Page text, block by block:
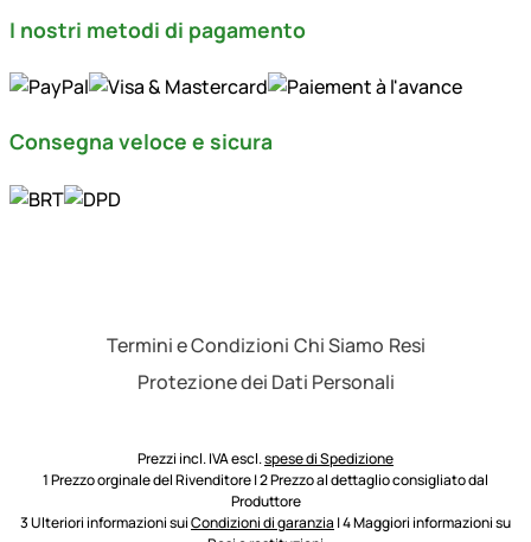
I nostri metodi di pagamento
Consegna veloce e sicura
Termini e Condizioni Chi Siamo Resi
Protezione dei Dati Personali
Prezzi incl. IVA escl.spese di Spedizione
1 Prezzo orginale del Rivenditore | 2 Prezzo al dettaglio consigliato dal
Produttore
3 Ulteriori informazioni suiCondizioni di garanzia | 4 Maggiori informazioni su